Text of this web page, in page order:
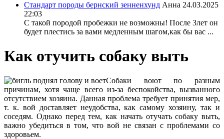
Стандарт породы бернский зенненхунд Анна 24.03.2025
22:03
С такой породой пробежки не возможны! После 3лет он
будет плестись за вами медленным шагом,как бы вас ...
Как отучить собаку выть
Собаки воют по разным
причинам, хотя чаще всего из-за беспокойства, вызванного
отсутствием хозяина. Данная проблема требует принятия мер,
т. к. вой доставляет неудобства, как самому хозяину, так и
соседям. Однако перед тем, как начать отучать собаку выть,
важно убедиться в том, что вой не связан с проблемами со
здоровьем.